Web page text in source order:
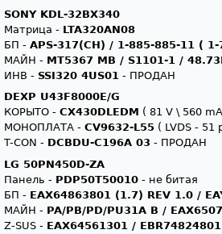
SONY KDL-32BX340
Матрица - LTA320AN08
БП - APS-317(CH) / 1-885-885-11 (
МАЙН - MT5367 MB / S1101-1 /
ИНВ - SSI320 4US01 - ПРОДАН
DEXP U43F8000E/G
КОРЫТО - CX430DLEDM ( 81 V \ 560
МОНОПЛАТА - CV9632-L55 ( LVDS - 51
T-CON - DCBDU-C196A 03 - ПРОДАН
LG 50PN450D-ZA
Панель - PDP50T50010 - не битая
БП - EAX64863801 (1.7) REV 1.0 /
МАЙН - PA/PB/PD/PU31A B /
Z-SUS - EAX64561301 / EBR74824801